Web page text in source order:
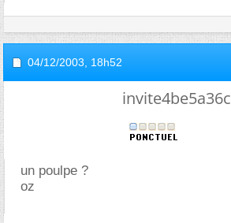
04/12/2003, 18h52
invite4be5a36c
un poulpe ?
oz